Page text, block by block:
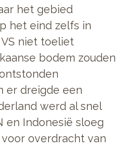
het gebied
het eind zelfs in
niet toeliet
bodem zouden
er dreigde een
werd al snel
en Indonesië sloeg
overdracht van